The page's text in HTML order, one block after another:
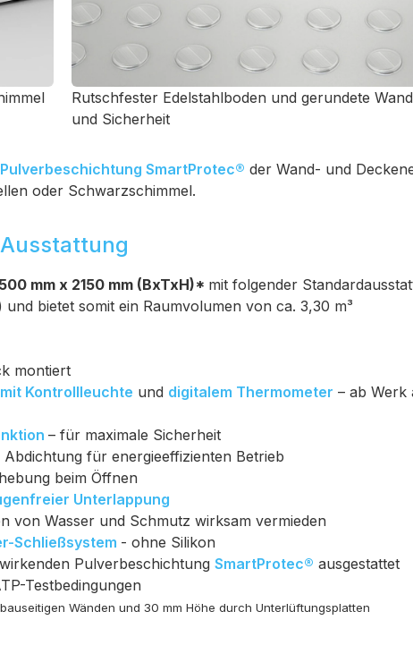
Rutschfester Edelstahlboden und gerundete
und Sicherheit
SmartProtec® der Wand- und
oder Schwarzschimmel.
mm x 2150 mm (BxTxH)* mit folgender
bietet somit ein Raumvolumen von ca. 3,30 m³
montiert
Kontrollleuchte und digitalem Thermometer – ab
– für maximale Sicherheit
Abdichtung für energieeffizienten Betrieb
beim Öffnen
Unterlappung
von Wasser und Schmutz wirksam vermieden
Schließsystem - ohne Silikon
Pulverbeschichtung SmartProtec® ausgestattet
Testbedingungen
Wänden und 30 mm Höhe durch Unterlüftungsplatten